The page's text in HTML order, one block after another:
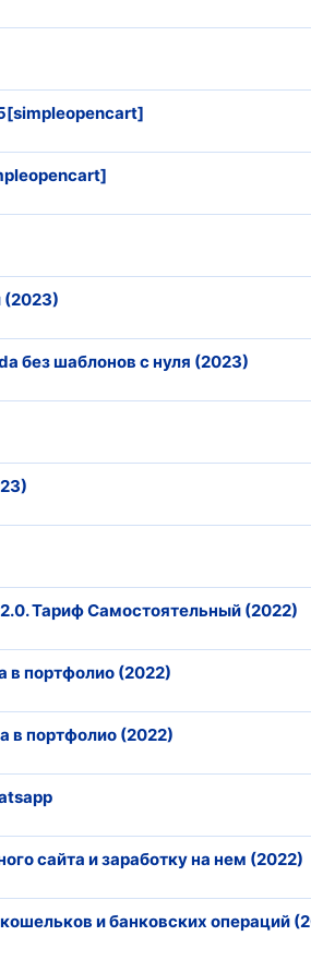
(2023)
без шаблонов с нуля (2023)
Тариф Самостоятельный (2022)
в портфолио (2022)
в портфолио (2022)
сайта и заработку на нем (2022)
и банковских операций